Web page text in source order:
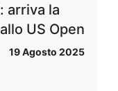
arriva la
US Open
19 Agosto 2025